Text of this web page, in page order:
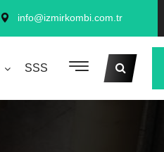
info@izmirkombi.com.tr
SSS